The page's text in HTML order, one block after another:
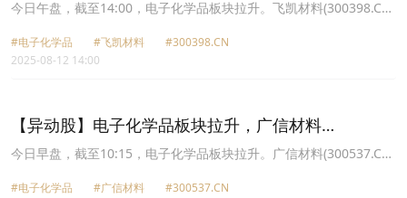
今日午盘，截至14:00，电子化学品板块拉升。飞凯材料(300398.CN)
船特气(688146.CN)涨7.36%报37.78元，强力新材(300429.CN)涨
5.80%报15.13元，中巨芯U(688549.CN)涨4.82%报8.48元，广信材
#电子化学品 #飞凯材料
#300398.CN
2025-08-12 14:00
【异动股】电子化学品板块拉升，广信材料
(300537.CN)涨13.15%
今日早盘，截至10:15，电子化学品板块拉升。广信材料(300537.CN)
龙股份(300054.CN)涨4.88%报30.08元，上海新阳(300236.CN)涨
#电子化学品 #广信材料
#300537.CN